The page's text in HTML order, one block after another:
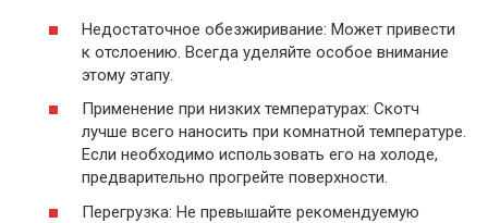
Недостаточное обезжиривание: Может привести
к отслоению. Всегда уделяйте особое внимание
этому этапу.
Применение при низких температурах: Скотч
лучше всего наносить при комнатной температуре.
Если необходимо использовать его на холоде,
предварительно прогрейте поверхности.
Перегрузка: Не превышайте рекомендуемую